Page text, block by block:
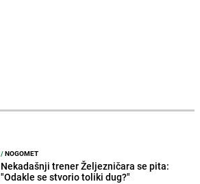
/NOGOMET
Nekadašnji trener Željezničara se pita:
"Odakle se stvorio toliki dug?"